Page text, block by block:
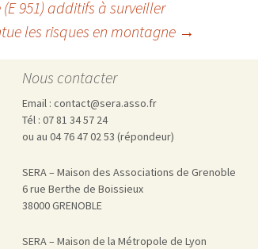
951) additifs à surveiller
les risques en montagne →
Nous contacter
Email : contact@sera.asso.fr
Tél : 07 81 34 57 24
ou au 04 76 47 02 53 (répondeur)
SERA – Maison des Associations de Grenoble
6 rue Berthe de Boissieux
38000 GRENOBLE
SERA – Maison de la Métropole de Lyon